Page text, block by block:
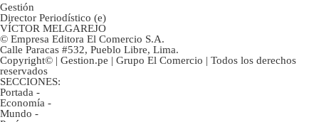
Gestión
Director Periodístico (e)
VÍCTOR MELGAREJO
© Empresa Editora El Comercio S.A.
Calle Paracas #532, Pueblo Libre, Lima.
Copyright© | Gestion.pe | Grupo El Comercio | Todos los derechos
reservados
SECCIONES:
Portada -
Economía -
Mundo -